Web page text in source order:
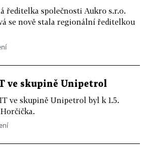
ředitelka společnosti Aukro s.r.o.
se nově stala regionální ředitelkou
ve skupině Unipetrol
ve skupině Unipetrol byl k 1.5.